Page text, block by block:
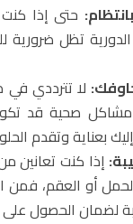
حتى إذا
تظل
لا تترددي في
صحية قد
بعناية وتقدم
إذا كنت تعانين
أو العقم، فمن
لضمان الحصول